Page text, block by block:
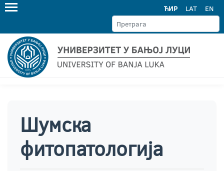
ЋИР LAT EN
Шумска
фитопатологија